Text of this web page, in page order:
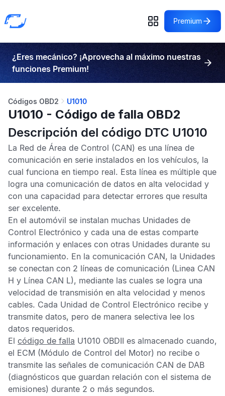
Premium
¿Eres mecánico? ¡Aprovecha al máximo nuestras
funciones Premium!
Códigos OBD2 U1010
U1010 - Código de falla OBD2
Descripción del código DTC U1010
La Red de Área de Control (CAN) es una línea de
comunicación en serie instalados en los vehículos, la
cual funciona en tiempo real. Esta línea es múltiple que
logra una comunicación de datos en alta velocidad y
con una capacidad para detectar errores que resulta
ser excelente.
En el automóvil se instalan muchas Unidades de
Control Electrónico y cada una de estas comparte
información y enlaces con otras Unidades durante su
funcionamiento. En la comunicación CAN, la Unidades
se conectan con 2 líneas de comunicación (Linea CAN
H y Línea CAN L), mediante las cuales se logra una
velocidad de transmisión en alta velocidad y menos
cables. Cada Unidad de Control Electrónico recibe y
transmite datos, pero de manera selectiva lee los
datos requeridos.
El código de falla U1010 OBDII es almacenado cuando,
el ECM (Módulo de Control del Motor) no recibe o
transmite las señales de comunicación CAN de DAB
(diagnósticos que guardan relación con el sistema de
emisiones) durante 2 o más segundos.